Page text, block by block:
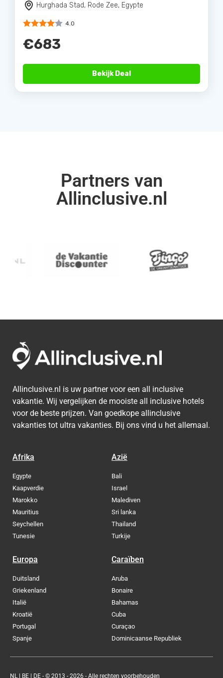
Hurghada Stad, Rode Zee, Egypte
4.0
€683
Bekijk Deal
Partners van
Allinclusive.nl
Allinclusive.nl is uw partner voor een all inclusive
vakantie. Wij vergelijken de mooiste all inclusive hotels
voor de beste prijzen. Van goedkope allinclusive
vakanties tot ultra vakanties. Bij ons vind u het allemaal.
Afrika
Egypte
Kaapverdie
Marokko
Mauritius
Seychellen
Tunesie
Azië
Bali
Israel
Malediven
Sri lanka
Thailand
Turkije
Europa
Duitsland
Griekenland
Italië
Kroatië
Portugal
Spanje
Caraïben
Aruba
Bonaire
Bahamas
Cuba
Curaçao
Dominicaanse Republiek
NL| BE DE - © 2013 - 2026 - Alle rechten voorbehouden